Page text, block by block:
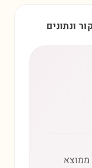
ונתונים
ממוצא